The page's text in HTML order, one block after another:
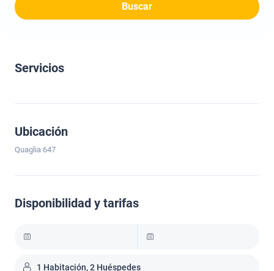
Buscar
Servicios
Ubicación
Quaglia 647
Disponibilidad y tarifas
1 Habitación, 2 Huéspedes